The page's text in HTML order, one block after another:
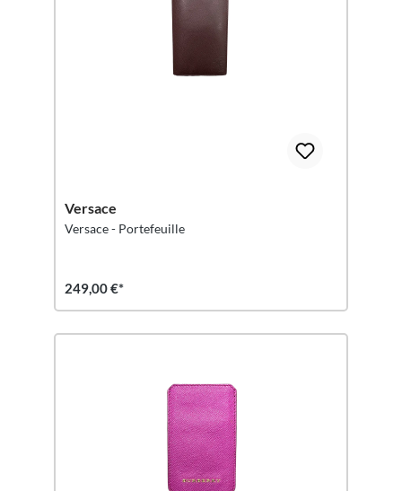
Versace
Versace - Portefeuille
249,00 €*